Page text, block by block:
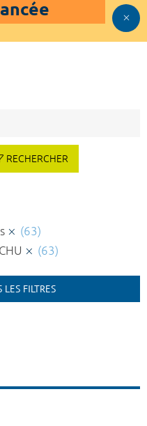
RECHERCHER
(63)
(63)
LES FILTRES